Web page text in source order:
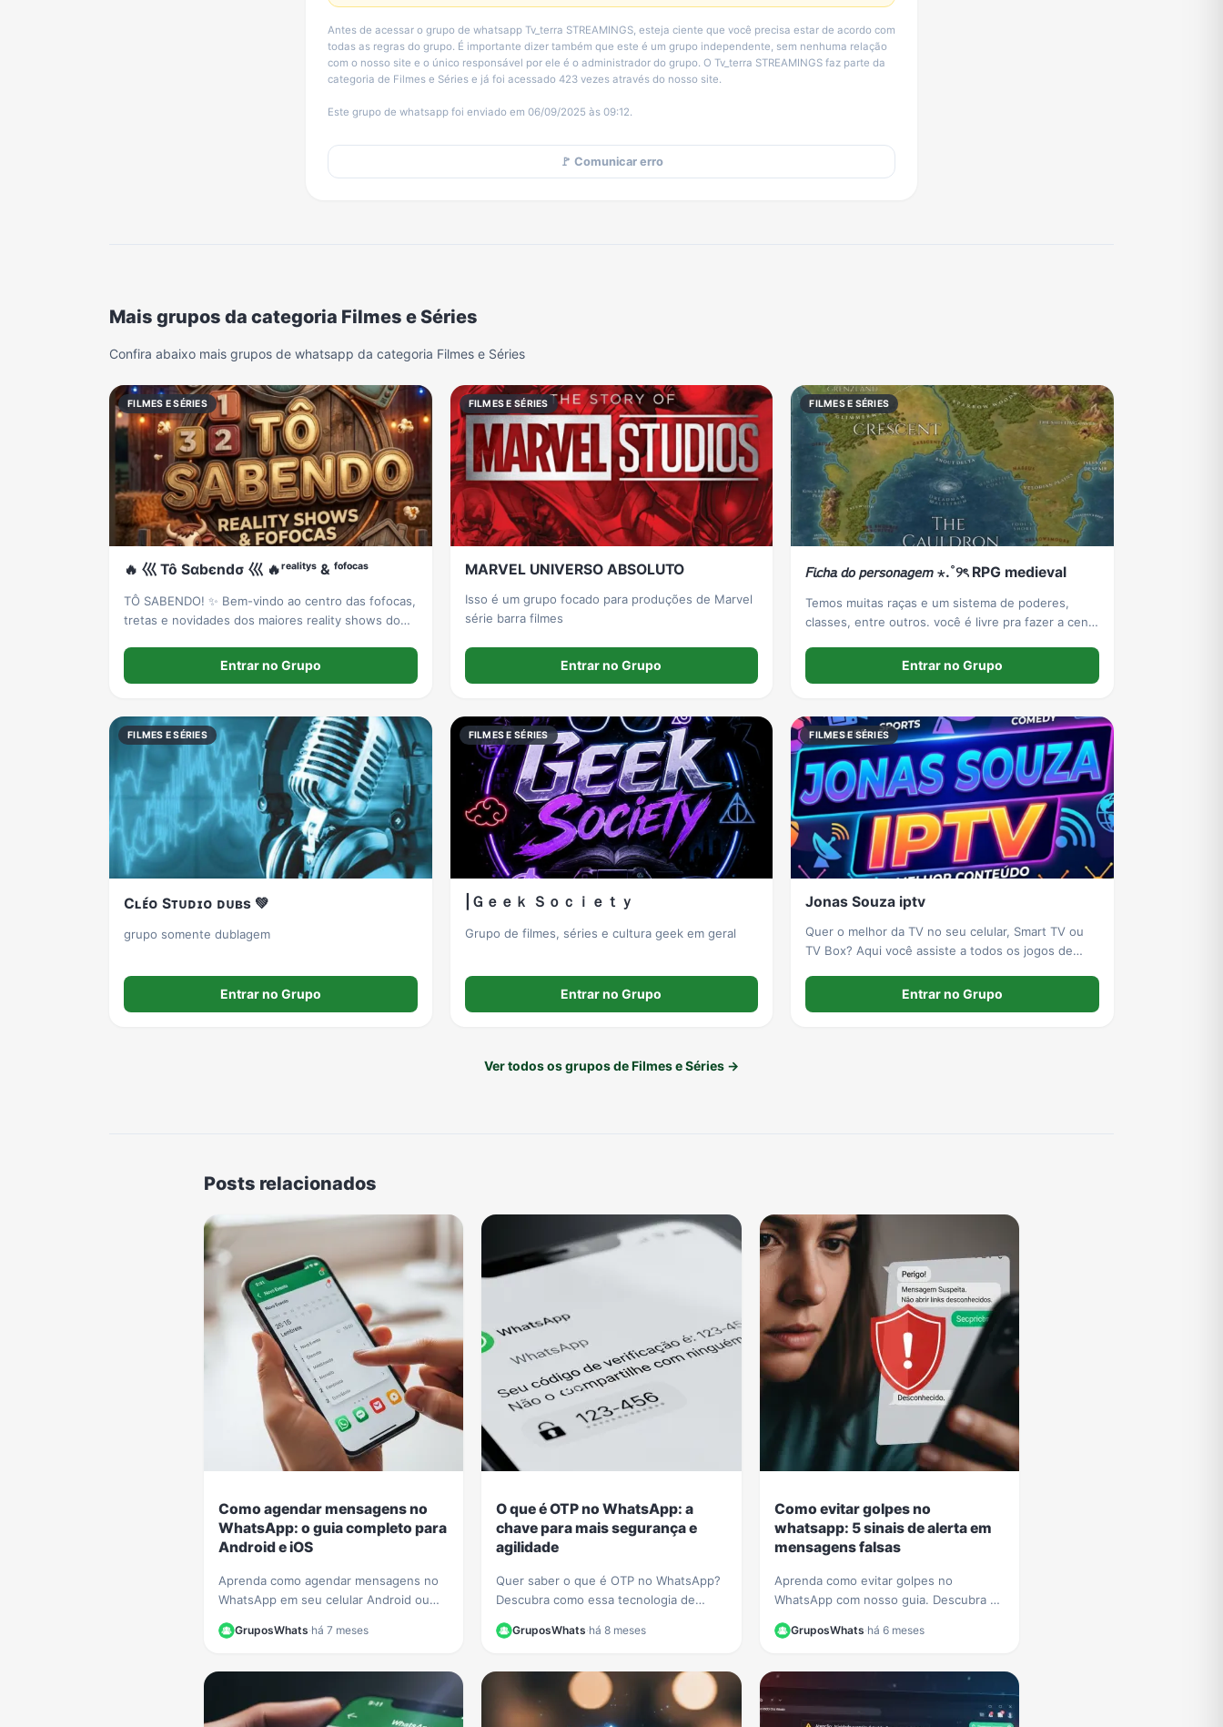
Antes de acessar o grupo de whatsapp Tv_terra STREAMINGS, esteja ciente que você precisa estar de acordo com
todas as regras do grupo. É importante dizer também que este é um grupo independente, sem nenhuma relação
com o nosso site e o único responsável por ele é o administrador do grupo. O Tv_terra STREAMINGS faz parte da
categoria de Filmes e Séries e já foi acessado 423 vezes através do nosso site.
Este grupo de whatsapp foi enviado em 06/09/2025 às 09:12.
🚩 Comunicar erro
Mais grupos da categoria Filmes e Séries
Confira abaixo mais grupos de whatsapp da categoria Filmes e Séries
FILMES E SÉRIES
🔥 巛 Tô Sαbєndσ 巛 🔥ʳᵉᵃˡⁱᵗʸˢ & ᶠᵒᶠᵒᶜᵃˢ
TÔ SABENDO! ✨ ​Bem-vindo ao centro das fofocas,
tretas e novidades dos maiores reality shows do
18/09!) 💥 🌾 (Acompanhe tudo sobre o reality mais
esperado da Record!)
Entrar no Grupo
FILMES E SÉRIES
MARVEL UNIVERSO ABSOLUTO
Isso é um grupo focado para produções de Marvel
série barra filmes
Entrar no Grupo
FILMES E SÉRIES
𝘍𝘪𝘤𝘩𝘢 𝘥𝘰 𝘱𝘦𝘳𝘴𝘰𝘯𝘢𝘨𝘦𝘮 ⋆.˚୨ৎ RPG medieval
Temos muitas raças e um sistema de poderes,
classes, entre outros. você é livre pra fazer a cena
Entrar no Grupo
FILMES E SÉRIES
Cʟᴇ́ᴏ Sᴛᴜᴅɪᴏ ᴅᴜʙs 💚
grupo somente dublagem
Entrar no Grupo
FILMES E SÉRIES
|Ｇｅｅｋ Ｓｏｃｉｅｔｙ
Grupo de filmes, séries e cultura geek em geral
Entrar no Grupo
FILMES E SÉRIES
Jonas Souza iptv
Quer o melhor da TV no seu celular, Smart TV ou
TV Box? Aqui você assiste a todos os jogos de
cinema, como lançamentos de filmes e séries
atualizadas! Venha conferir a qualidade e peça já
Entrar no Grupo
Ver todos os grupos de Filmes e Séries →
Posts relacionados
Como agendar mensagens no
WhatsApp: o guia completo para
Android e iOS
Aprenda como agendar mensagens no
WhatsApp em seu celular Android ou
e nunca mais se esqueça de um recado
GruposWhats·há 7 meses
O que é OTP no WhatsApp: a
chave para mais segurança e
agilidade
Quer saber o que é OTP no WhatsApp?
Descubra como essa tecnologia de
empresas como PicPay para aumentar
GruposWhats·há 8 meses
Como evitar golpes no
whatsapp: 5 sinais de alerta em
mensagens falsas
Aprenda como evitar golpes no
WhatsApp com nosso guia. Descubra 5
falsas e proteger seus dados de
GruposWhats·há 6 meses